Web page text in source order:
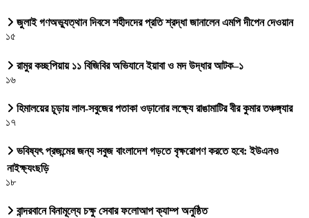
জুলাই গণঅভ্যুত্থান দিবসে শহীদদের প্রতি শ্রদ্ধা জানালেন এমপি দীপেন দেওয়ান
১৫
রামুর কচ্ছপিয়ায় ১১ বিজিবির অভিযানে ইয়াবা ও মদ উদ্ধার আটক–১
১৬
হিমালয়ের চূড়ায় লাল-সবুজের পতাকা ওড়ানোর লক্ষ্যে রাঙামাটির বীর কুমার তঞ্চঙ্গ্যার
১৭
ভবিষ্যৎ প্রজন্মের জন্য সবুজ বাংলাদেশ গড়তে বৃক্ষরোপণ করতে হবে: ইউএনও
নাইক্ষ্যংছড়ি
১৮
বান্দরবানে বিনামূল্যে চক্ষু সেবার ফলোআপ ক্যাম্প অনুষ্ঠিত